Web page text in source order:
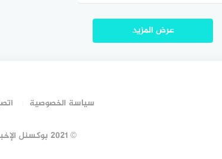
عرض المزيد
سياسة الخصوصية
© 2021 بوكسنل الإخباري